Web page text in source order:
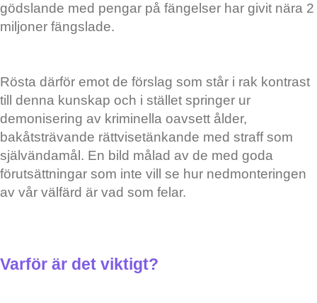
gödslande med pengar på fängelser har givit nära 2
miljoner fängslade.
Rösta därför emot de förslag som står i rak kontrast
till denna kunskap och i stället springer ur
demonisering av kriminella oavsett ålder,
bakåtsträvande rättvisetänkande med straff som
självändamål. En bild målad av de med goda
förutsättningar som inte vill se hur nedmonteringen
av vår välfärd är vad som felar.
Varför är det viktigt?